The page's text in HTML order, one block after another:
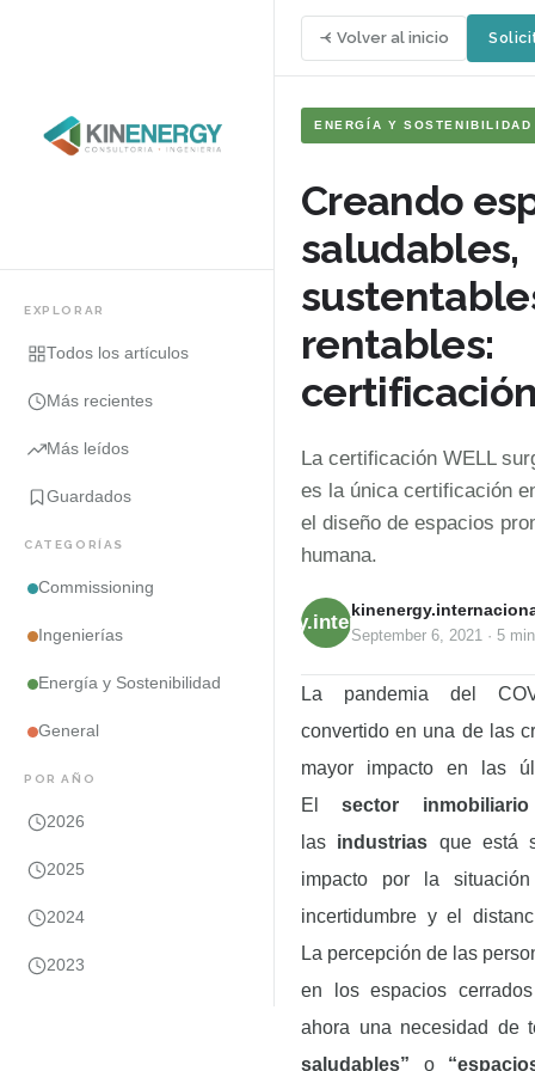
EXPLORAR
Todos los artículos
Más recientes
Más leídos
Guardados
CATEGORÍAS
Commissioning
Ingenierías
Energía y Sostenibilidad
General
POR AÑO
2026
2025
2024
2023
Volver al inicio
ENERGÍA Y SOSTENIBILIDAD
Creando
saludables,
rentables:
La certificación WELL
es la única certificación
el diseño de espacios
humana.
kinenergy.internacional
September 6, 2021 · 5 min
La pandemia del
convertido en una de las
mayor impacto en las
Elsector inmobiliario
las industrias que está
impacto por la
incertidumbre y el
La percepción de las
en los espacios
ahora una necesidad de
saludables” o